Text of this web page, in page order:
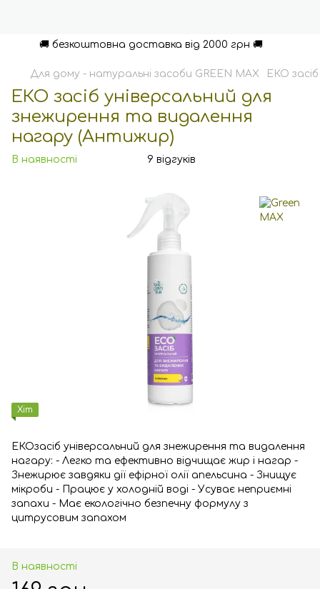
🚚 безкоштовна доставка від 2000 грн 🚚
Для дому - натуральні засоби GREEN MAX ЕКО
ЕКО засіб універсальний для
знежирення та видалення
нагару (Антижир)
В наявності 9 відгуків
Хіт
ЕКОзасіб універсальний для знежирення та видалення
нагару: - Легко та ефективно відчищає жир і нагар -
Знежирює завдяки дії ефірної олії апельсина - Знищує
мікроби - Працює у холодній воді - Усуває неприємні
запахи - Має екологічно безпечну формулу з
цитрусовим запахом
В наявності